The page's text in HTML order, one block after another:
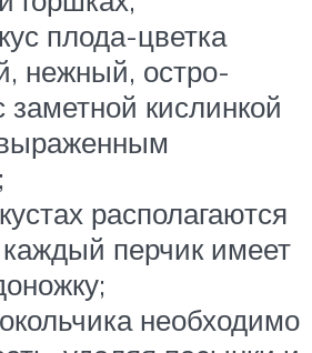
плода-цветка
нежный, остро-
заметной кислинкой
располагаются
каждый перчик имеет
необходимо